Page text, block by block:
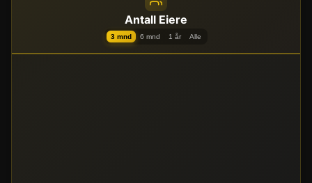
Antall Eiere
3 mnd 6 mnd 1 år Alle